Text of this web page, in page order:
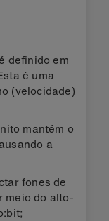
definido em
é uma
(velocidade)
mantém o
a
fones de
meio do alto-